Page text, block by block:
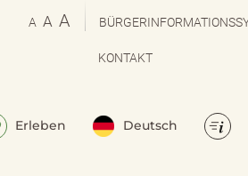
A A A
KONTAKT
Erleben Deutsch